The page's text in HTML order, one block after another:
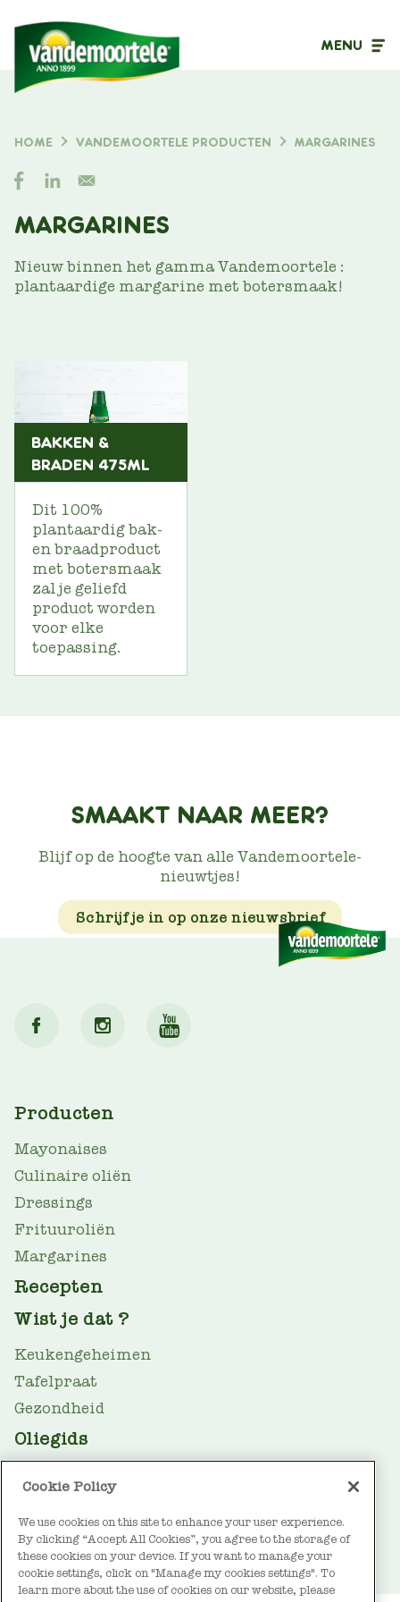
MENU
Inhoudstype
KRUIMELPAD
HOME VANDEMOORTELE PRODUCTEN MARGARINES
MARGARINES
Nieuw binnen het gamma Vandemoortele :
plantaardige margarine met botersmaak!
BAKKEN &
BRADEN 475ML
Dit 100%
plantaardig bak-
en braadproduct
met botersmaak
zal je geliefd
product worden
voor elke
toepassing.
SMAAKT NAAR MEER?
Blijf op de hoogte van alle Vandemoortele-
nieuwtjes!
Schrijf je in op onze nieuwsbrief
MAIN
NAV
Producten
Mayonaises
Culinaire oliën
Dressings
Frituuroliën
Margarines
Recepten
Wist je dat ?
Keukengeheimen
Tafelpraat
Gezondheid
Oliegids
Contact
Cookie Policy
We use cookies on this site to enhance your user experience.
By clicking “Accept All Cookies”, you agree to the storage of
these cookies on your device. If you want to manage your
cookie settings, click on "Manage my cookies settings". To
learn more about the use of cookies on our website, please